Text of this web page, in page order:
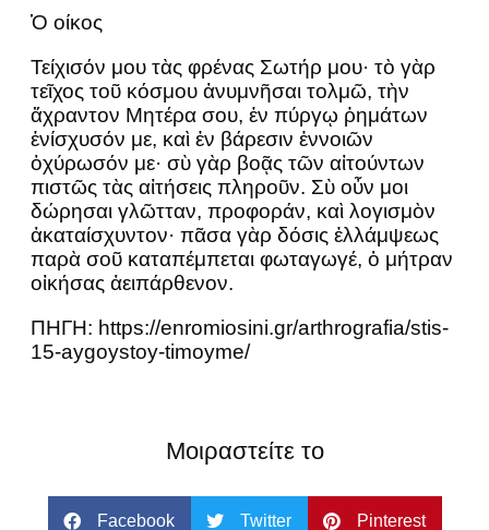
Ὁ οίκος
Τείχισόν μου τὰς φρένας Σωτήρ μου· τὸ γὰρ
τεῖχος τοῦ κόσμου ἀνυμνῆσαι τολμῶ, τὴν
ἄχραντον Μητέρα σου, ἐν πύργῳ ῥημάτων
ἐνίσχυσόν με, καὶ ἐν βάρεσιν ἐννοιῶν
ὀχύρωσόν με· σὺ γὰρ βοᾷς τῶν αἰτούντων
πιστῶς τὰς αἰτήσεις πληροῦν. Σὺ οὖν μοι
δώρησαι γλῶτταν, προφοράν, καὶ λογισμὸν
ἀκαταίσχυντον· πᾶσα γὰρ δόσις ἐλλάμψεως
παρὰ σοῦ καταπέμπεται φωταγωγέ, ὁ μήτραν
οἰκήσας ἀειπάρθενον.
ΠΗΓΗ: https://enromiosini.gr/arthrografia/stis-
15-aygoystoy-timoyme/
Μοιραστείτε το
Facebook Twitter Pinterest